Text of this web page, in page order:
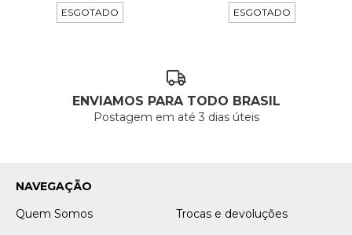
ESGOTADO ESGOTADO
ENVIAMOS PARA TODO BRASIL
Postagem em até 3 dias úteis
NAVEGAÇÃO
Quem Somos
Trocas e devoluções